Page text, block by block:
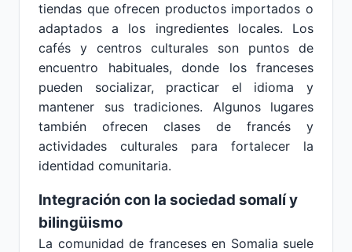
tiendas que ofrecen productos importados o
adaptados a los ingredientes locales. Los
cafés y centros culturales son puntos de
encuentro habituales, donde los franceses
pueden socializar, practicar el idioma y
mantener sus tradiciones. Algunos lugares
también ofrecen clases de francés y
actividades culturales para fortalecer la
identidad comunitaria.
Integración con la sociedad somalí y
bilingüismo
La comunidad de franceses en Somalia suele